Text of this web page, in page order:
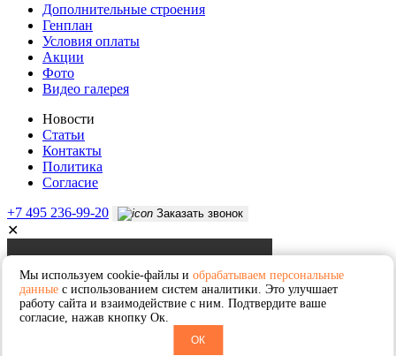
Дополнительные строения
Генплан
Условия оплаты
Акции
Фото
Видео галерея
Новости
Статьи
Контакты
Политика
Согласие
+7 495 236-99-20
Заказать звонок
✕
Мы используем cookie-файлы иобрабатываем персональные
данные с использованием систем аналитики. Это улучшает
работу сайта и взаимодействие с ним. Подтвердите ваше
согласие, нажав кнопку Ок.
ОК